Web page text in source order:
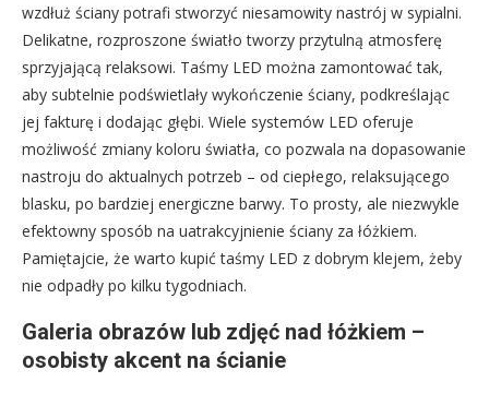
wzdłuż ściany potrafi stworzyć niesamowity nastrój w sypialni.
Delikatne, rozproszone światło tworzy przytulną atmosferę
sprzyjającą relaksowi. Taśmy LED można zamontować tak,
aby subtelnie podświetlały wykończenie ściany, podkreślając
jej fakturę i dodając głębi. Wiele systemów LED oferuje
możliwość zmiany koloru światła, co pozwala na dopasowanie
nastroju do aktualnych potrzeb – od ciepłego, relaksującego
blasku, po bardziej energiczne barwy. To prosty, ale niezwykle
efektowny sposób na uatrakcyjnienie ściany za łóżkiem.
Pamiętajcie, że warto kupić taśmy LED z dobrym klejem, żeby
nie odpadły po kilku tygodniach.
Galeria obrazów lub zdjęć nad łóżkiem –
osobisty akcent na ścianie